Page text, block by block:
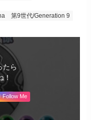
第9世代/Generation 9
たら
！
Follow Me